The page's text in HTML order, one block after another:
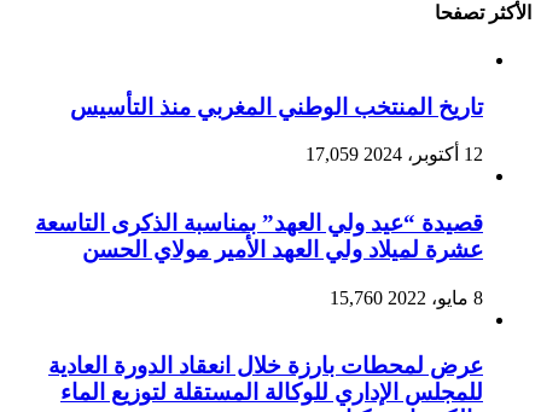
الأكثر تصفحا
تاريخ المنتخب الوطني المغربي منذ التأسيس
12 أكتوبر، 2024 17,059
قصيدة “عيد ولي العهد” بمناسبة الذكرى التاسعة
عشرة لميلاد ولي العهد الأمير مولاي الحسن
8 مايو، 2022 15,760
عرض لمحطات بارزة خلال انعقاد الدورة العادية
للمجلس الإداري للوكالة المستقلة لتوزيع الماء